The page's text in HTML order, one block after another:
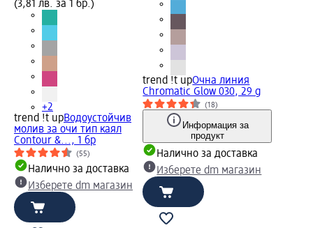
(3,81 лв. за 1 бр.)
+2
trend !t upВодоустойчив
молив за очи тип каял
Contour &..., 1 бр
(55)
Налично за доставка
Изберете dm магазин
trend !t upОчна линия
Chromatic Glow 030, 29 g
(18)
Информация за
продукт
Налично за доставка
Изберете dm магазин